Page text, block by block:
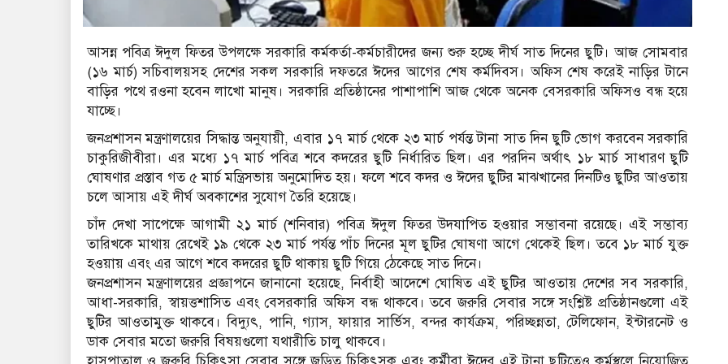
আসন্ন পবিত্র ঈদুল ফিতর উপলক্ষে সরকারি কর্মকর্তা-কর্মচারীদের জন্য শুরু হচ্ছে দীর্ঘ সাত দিনের ছুটি। আজ সোমবার
(১৬ মার্চ) সচিবালয়সহ দেশের সকল সরকারি দফতরে ঈদের আগের শেষ কর্মদিবস। অফিস শেষ করেই নাড়ির টানে
বাড়ির পথে রওনা হবেন লাখো মানুষ। সরকারি প্রতিষ্ঠানের পাশাপাশি আজ থেকে অনেক বেসরকারি অফিসও বন্ধ হয়ে
যাচ্ছে।
জনপ্রশাসন মন্ত্রণালয়ের সিদ্ধান্ত অনুযায়ী, এবার ১৭ মার্চ থেকে ২৩ মার্চ পর্যন্ত টানা সাত দিন ছুটি ভোগ করবেন সরকারি
চাকুরিজীবীরা। এর মধ্যে ১৭ মার্চ পবিত্র শবে কদরের ছুটি নির্ধারিত ছিল। এর পরদিন অর্থাৎ ১৮ মার্চ সাধারণ ছুটি
ঘোষণার প্রস্তাব গত ৫ মার্চ মন্ত্রিসভায় অনুমোদিত হয়। ফলে শবে কদর ও ঈদের ছুটির মাঝখানের দিনটিও ছুটির আওতায়
চলে আসায় এই দীর্ঘ অবকাশের সুযোগ তৈরি হয়েছে।
চাঁদ দেখা সাপেক্ষে আগামী ২১ মার্চ (শনিবার) পবিত্র ঈদুল ফিতর উদযাপিত হওয়ার সম্ভাবনা রয়েছে। এই সম্ভাব্য
তারিখকে মাথায় রেখেই ১৯ থেকে ২৩ মার্চ পর্যন্ত পাঁচ দিনের মূল ছুটির ঘোষণা আগে থেকেই ছিল। তবে ১৮ মার্চ যুক্ত
হওয়ায় এবং এর আগে শবে কদরের ছুটি থাকায় ছুটি গিয়ে ঠেকেছে সাত দিনে।
জনপ্রশাসন মন্ত্রণালয়ের প্রজ্ঞাপনে জানানো হয়েছে, নির্বাহী আদেশে ঘোষিত এই ছুটির আওতায় দেশের সব সরকারি,
আধা-সরকারি, স্বায়ত্তশাসিত এবং বেসরকারি অফিস বন্ধ থাকবে। তবে জরুরি সেবার সঙ্গে সংশ্লিষ্ট প্রতিষ্ঠানগুলো এই
ছুটির আওতামুক্ত থাকবে। বিদ্যুৎ, পানি, গ্যাস, ফায়ার সার্ভিস, বন্দর কার্যক্রম, পরিচ্ছন্নতা, টেলিফোন, ইন্টারনেট ও
ডাক সেবার মতো জরুরি বিষয়গুলো যথারীতি চালু থাকবে।